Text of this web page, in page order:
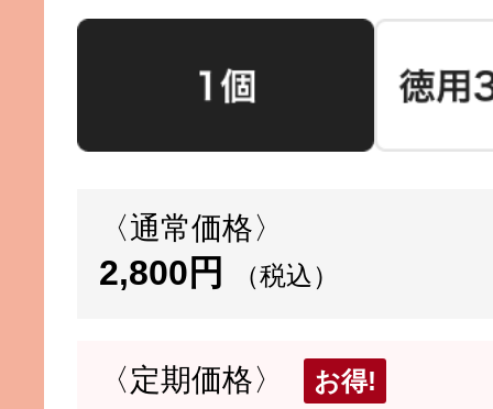
〈通常価格〉
2,800円 （税込）
〈定期価格〉 お得!